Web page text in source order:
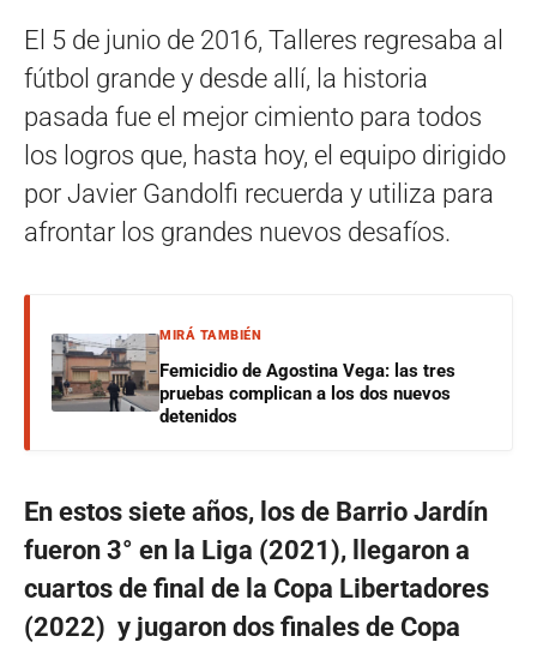
El 5 de junio de 2016, Talleres regresaba al
fútbol grande y desde allí, la historia
pasada fue el mejor cimiento para todos
los logros que, hasta hoy, el equipo dirigido
por Javier Gandolfi recuerda y utiliza para
afrontar los grandes nuevos desafíos.
MIRÁ TAMBIÉN
Femicidio de Agostina Vega: las tres
pruebas complican a los dos nuevos
detenidos
En estos siete años, los de Barrio Jardín
fueron 3° en la Liga (2021), l
legaron a
cuartos de final de la Copa Libertadores
(2022) y jugaron dos finales de Copa